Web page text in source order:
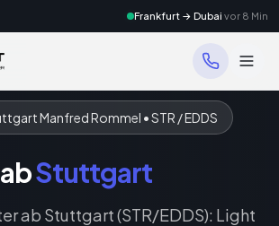
Frankfurt → Dubai vor 8 Min
Manfred Rommel • STR / EDDS
Stuttgart
ab Stuttgart (STR/EDDS): Light